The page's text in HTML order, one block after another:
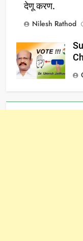
देणू करण.
Nilesh Rathod